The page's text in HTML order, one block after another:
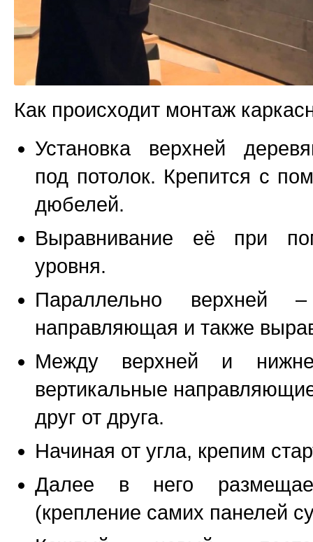
Как происходит монтаж
Установка верхней
под потолок. Крепится с
дюбелей.
Выравнивание её при
уровня.
Параллельно верхней
направляющая и также
Между верхней и
вертикальные
друг от друга.
Начиная от угла, крепим
Далее в него
(крепление самих панелей